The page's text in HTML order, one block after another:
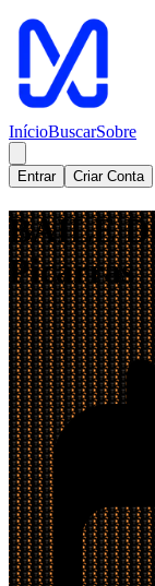
InícioBuscarSobre
Entrar Criar Conta
BAILE
Picarras